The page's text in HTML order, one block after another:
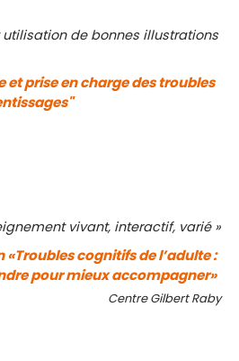
utilisation de bonnes illustrations
et prise en charge des troubles
vivant, interactif, varié »
«Troubles cognitifs de l’adulte :
pour mieux accompagner»
Centre Gilbert Raby